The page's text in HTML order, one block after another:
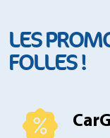
LES
FOLLES !